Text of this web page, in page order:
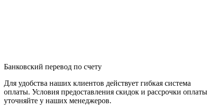
Банковский перевод по счету
Для удобства наших клиентов действует гибкая система
оплаты. Условия предоставления скидок и рассрочки оплаты
уточняйте у наших менеджеров.